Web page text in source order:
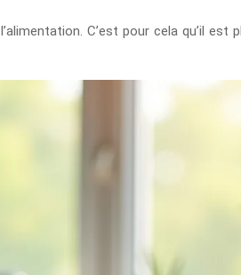
C’est pour cela qu’il est